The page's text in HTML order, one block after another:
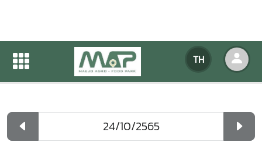
TH
ปฏิทินกิจกรรมของหน่วยงาน
ปฏิทินกิจกรรมของหน่วยงาน